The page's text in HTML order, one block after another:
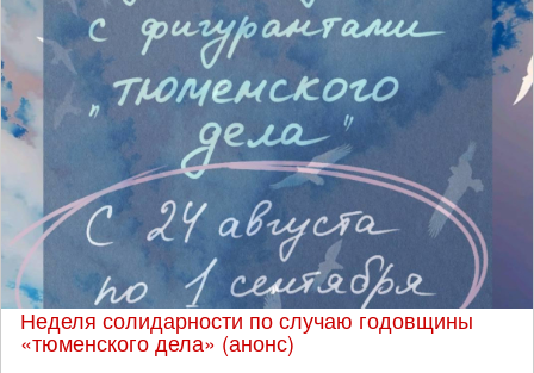
Неделя солидарности по случаю годовщины
«тюменского дела» (анонс)